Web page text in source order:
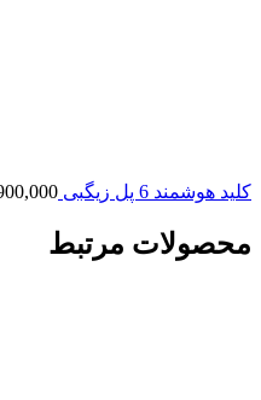
کلید هوشمند 6 پل زیگبی
محصولات مرتبط